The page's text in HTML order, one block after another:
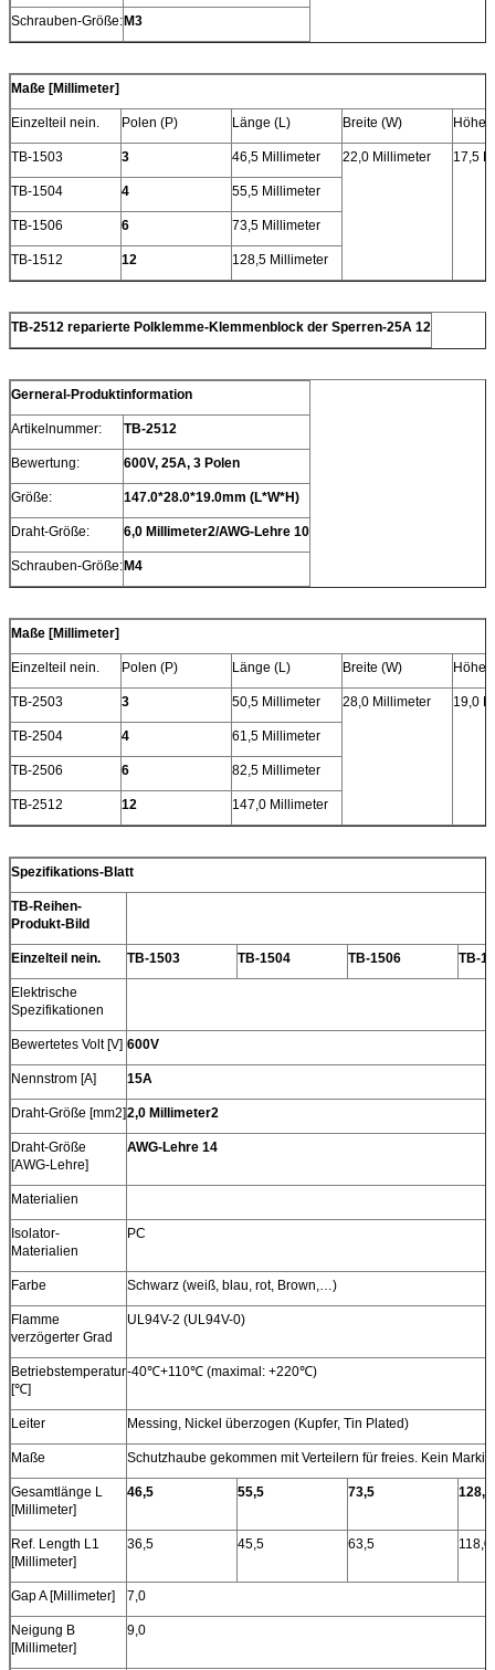
Schrauben-Größe:M3
Maße [Millimeter]
Einzelteil nein. Polen (P) Länge (L) Breite (W) Höhe
TB-1503 3 46,5 Millimeter 22,0 Millimeter 17,5
TB-1504 4 55,5 Millimeter
TB-1506 6 73,5 Millimeter
TB-1512 12 128,5 Millimeter
TB-2512 reparierte Polklemme-Klemmenblock der Sperren-25A 12
Gerneral-Produktinformation
Artikelnummer: TB-2512
Bewertung: 600V, 25A, 3 Polen
Größe: 147.0*28.0*19.0mm (L*W*H)
Draht-Größe: 6,0 Millimeter2/AWG-Lehre 10
Schrauben-Größe:M4
Maße [Millimeter]
Einzelteil nein. Polen (P) Länge (L) Breite (W) Höhe
TB-2503 3 50,5 Millimeter 28,0 Millimeter 19,0
TB-2504 4 61,5 Millimeter
TB-2506 6 82,5 Millimeter
TB-2512 12 147,0 Millimeter
Spezifikations-Blatt
TB-Reihen-
Produkt-Bild
Einzelteil nein. TB-1503 TB-1504 TB-1506 TB-
Elektrische
Spezifikationen
Bewertetes Volt [V] 600V
Nennstrom [A] 15A
Draht-Größe [mm2]2,0 Millimeter2
Draht-Größe
[AWG-Lehre]
AWG-Lehre 14
Materialien
Isolator-
Materialien
PC
Farbe Schwarz (weiß, blau, rot, Brown,…)
Flamme
verzögerter Grad
UL94V-2 (UL94V-0)
Betriebstemperatur
[℃]
-40℃+110℃ (maximal: +220℃)
Leiter Messing, Nickel überzogen (Kupfer, Tin Plated)
Maße Schutzhaube gekommen mit Verteilern für freies. Kein
Gesamtlänge L
[Millimeter]
46,5 55,5 73,5 128,5
Ref. Length L1
[Millimeter]
36,5 45,5 63,5 118,0
Gap A [Millimeter] 7,0
Neigung B
[Millimeter]
9,0